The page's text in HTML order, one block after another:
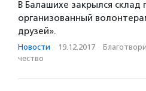
В Балашихе закрылся
организованный
друзей».
Новости · 19.12.2017 ·
чест­во